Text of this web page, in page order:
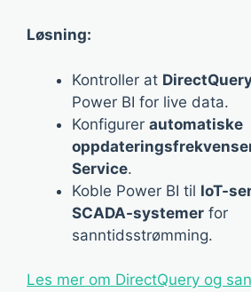
Løsning:
Kontroller at
Power BI for live data.
Konfigurer automatiske
Service.
Koble Power BI til IoT-
SCADA-systemer for
sanntidsstrømming.
Les mer om DirectQuery og